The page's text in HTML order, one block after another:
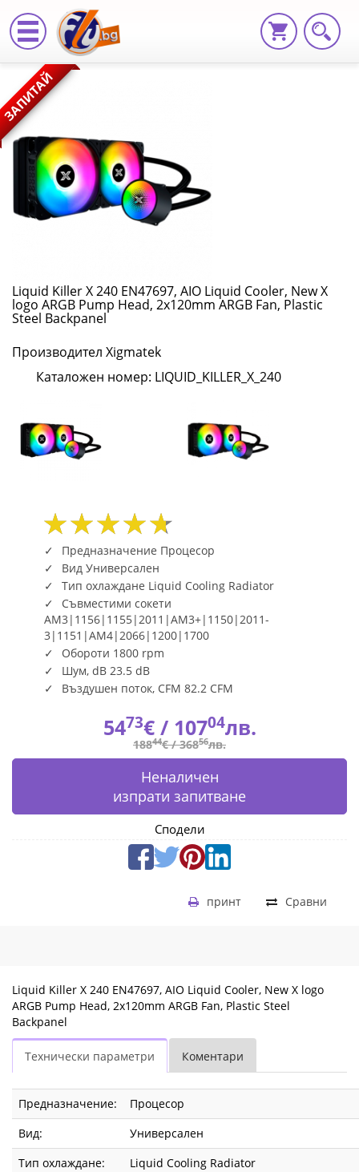
Liquid
Killer
X
240
EN47697,
AIO
Cooler,
New
X
logo
ARGB
Pump
2x120mm
ARGB
Fan,
Plastic
Steel
Backpanel
LIQUID_KILLER_X_240
Fly.bg
ЗАПИТАЙ
Liquid Killer X 240 EN47697, AIO Liquid Cooler, New X
logo ARGB Pump Head, 2x120mm ARGB Fan, Plastic
Steel Backpanel
Производител Xigmatek
Каталожен номер: LIQUID_KILLER_X_240
Предназначение Процесор
Вид Универсален
Тип охлаждане Liquid Cooling Radiator
Съвместими сокети
AM3|1156|1155|2011|AM3+|1150|2011-
3|1151|AM4|2066|1200|1700
Обороти 1800 rpm
Шум, dB 23.5 dB
Въздушен поток, CFM 82.2 CFM
5473€ / 10704лв.
18844€ /36856лв.
Неналичен
изпрати запитване
Сподели
Сравни
принт
Liquid Killer X 240 EN47697, AIO Liquid Cooler, New X logo
ARGB Pump Head, 2x120mm ARGB Fan, Plastic Steel
Backpanel
Технически параметри Коментари
Предназначение:
Процесор
Вид:
Универсален
Тип охлаждане:
Liquid Cooling Radiator